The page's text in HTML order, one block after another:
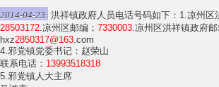
2014-04-23: 洪祥镇政府人员电话号码如下：1.凉州区
28503172.凉州区邮编； 7330003.凉州区洪祥镇政府邮
hxz2850317@163.com
4.邪党镇党委书记：赵荣山
联系电话： 13993518318
5.邪党镇人大主席